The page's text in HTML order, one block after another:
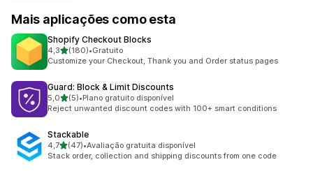
Mais aplicações como esta
Shopify Checkout Blocks
4,3de 5 estrelas
(180)
180 total de avaliações
•Gratuito
Customize your Checkout, Thank you and Order status pages
Guard: Block & Limit Discounts
5,0de 5 estrelas
(5)
5 total de avaliações
•Plano gratuito disponível
Reject unwanted discount codes with 100+ smart conditions
Stackable
4,7de 5 estrelas
(47)
47 total de avaliações
•Avaliação gratuita disponível
Stack order, collection and shipping discounts from one code